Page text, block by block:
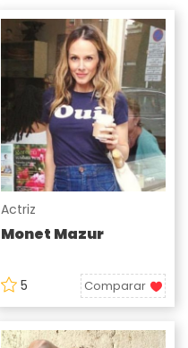
Actriz
Monet Mazur
5 Comparar